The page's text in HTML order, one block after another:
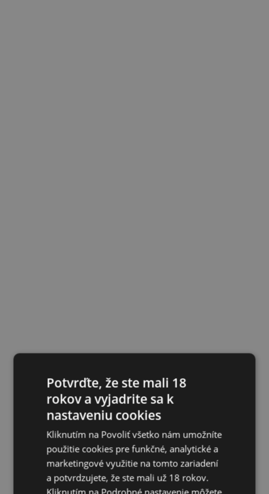
Potvrďte, že ste mali 18
rokov a vyjadrite sa k
nastaveniu cookies
Kliknutím na Povoliť všetko nám umožníte
použitie cookies pre funkčné, analytické a
marketingové využitie na tomto zariadení
a potvrdzujete, že ste mali už 18 rokov.